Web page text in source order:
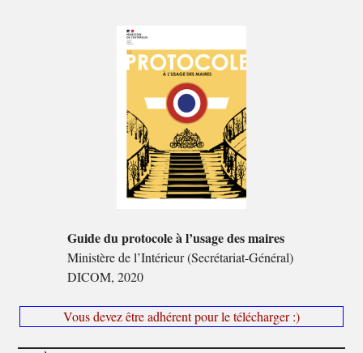
Guide du protocole à l’usage des maires
Ministère de l’Intérieur (Secrétariat-Général)
DICOM, 2020
Vous devez être adhérent pour le télécharger :)